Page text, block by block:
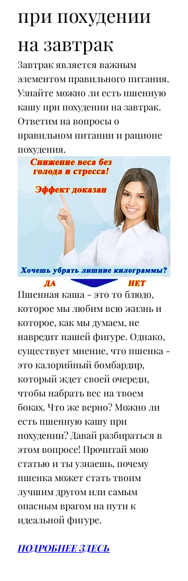
при похудении
на завтрак
Завтрак является важным
элементом правильного питания.
Узнайте можно ли есть пшенную
кашу при похудении на завтрак.
Ответим на вопросы о
правильном питании и рационе
похудения.
Пшенная каша - это то блюдо,
которое мы любим всю жизнь и
которое, как мы думаем, не
навредит нашей фигуре. Однако,
существует мнение, что пшенка -
это калорийный бомбардир,
который ждет своей очереди,
чтобы набрать вес на твоем
боках. Что же верно? Можно ли
есть пшенную кашу при
похудении? Давай разбираться в
этом вопросе! Прочитай мою
статью и ты узнаешь, почему
пшенка может стать твоим
лучшим другом или самым
опасным врагом на пути к
идеальной фигуре.
ПОДРОБНЕЕ ЗДЕСЬ